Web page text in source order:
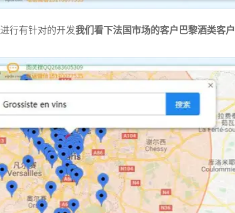
行有针对的开发我们看下法国市场的客户巴黎酒类客户